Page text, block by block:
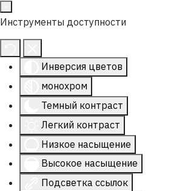
Инструменты доступности
Инверсия цветов
монохром
Темный контраст
Легкий контраст
Низкое насыщение
Высокое насыщение
Подсветка ссылок